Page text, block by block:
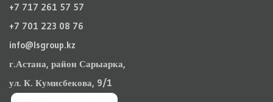
+7 717 261 57 57
+7 701 223 08 76
info@lsgroup.kz
г.Астана, район Сарыарка,
ул. К. Кумисбекова, 9/1